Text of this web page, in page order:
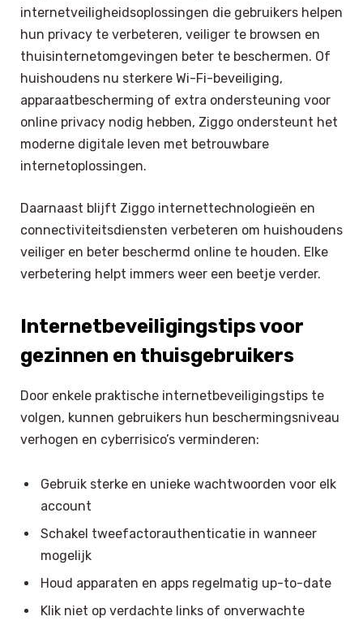
internetveiligheidsoplossingen die gebruikers helpen
hun privacy te verbeteren, veiliger te browsen en
thuisinternetomgevingen beter te beschermen. Of
huishoudens nu sterkere Wi-Fi-beveiliging,
apparaatbescherming of extra ondersteuning voor
online privacy nodig hebben, Ziggo ondersteunt het
moderne digitale leven met betrouwbare
internetoplossingen.
Daarnaast blijft Ziggo internettechnologieën en
connectiviteitsdiensten verbeteren om huishoudens
veiliger en beter beschermd online te houden. Elke
verbetering helpt immers weer een beetje verder.
Internetbeveiligingstips voor
gezinnen en thuisgebruikers
Door enkele praktische internetbeveiligingstips te
volgen, kunnen gebruikers hun beschermingsniveau
verhogen en cyberrisico’s verminderen:
Gebruik sterke en unieke wachtwoorden voor elk
account
Schakel tweefactorauthenticatie in wanneer
mogelijk
Houd apparaten en apps regelmatig up-to-date
Klik niet op verdachte links of onverwachte
Select Language ×